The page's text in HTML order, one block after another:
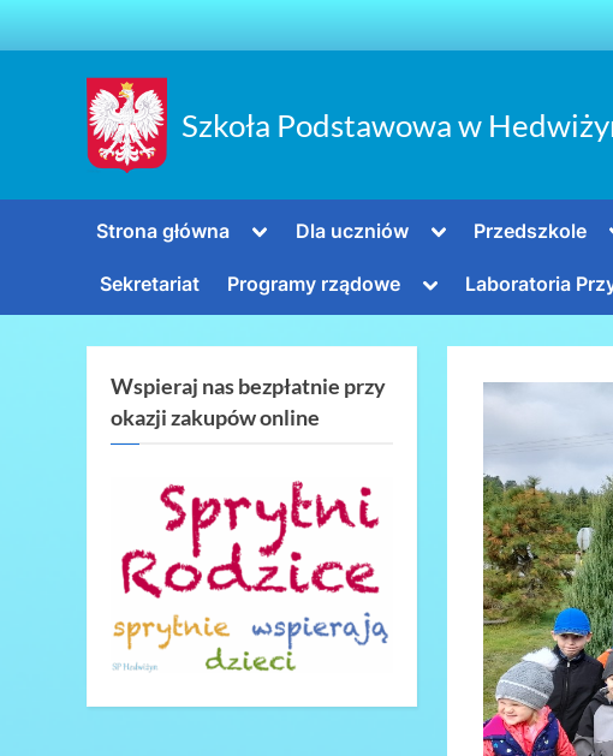
to
Szkoła Podstawowa w
Strona główna
ToggleDla uczniów
TogglePrzedszkole
Sekretariat Programy rządowe
Toggle
menu
Laboratoria
Wspieraj nas bezpłatnie przy
okazji zakupów online